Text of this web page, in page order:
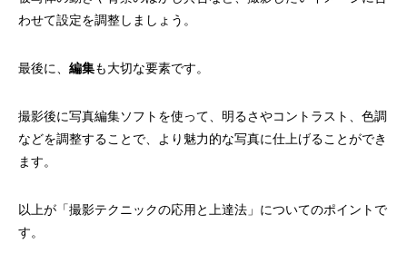
わせて設定を調整しましょう。
最後に、 編集も大切な要素です。
撮影後に写真編集ソフトを使って、明るさやコントラスト、色調
などを調整することで、より魅力的な写真に仕上げることができ
ます。
以上が「撮影テクニックの応用と上達法」についてのポイントで
す。